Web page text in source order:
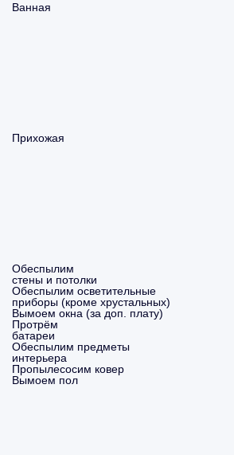
Ванная
Прихожая
Обеспылим
стены и потолки
Обеспылим осветительные
приборы (кроме хрустальных)
Вымоем окна (за доп. плату)
Протрём
батареи
Обеспылим предметы
интерьера
Пропылесосим ковер
Вымоем пол